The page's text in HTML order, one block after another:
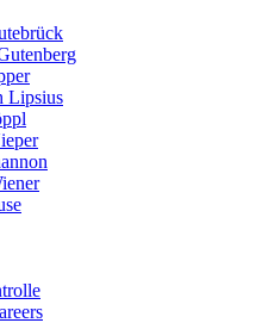
Lipsius